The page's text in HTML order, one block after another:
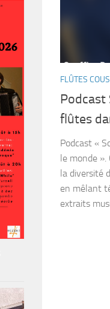
FLÛTES
Podcast
flûtes
Podcast «
le monde
la diversité
en mêlant
extraits